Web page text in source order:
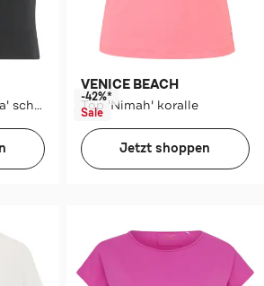
Sport-Bustier 'Editha' schwarz
VENICE BEACH
Top 'Nimah' koralle
-42%*
Sale
Jetzt shoppen